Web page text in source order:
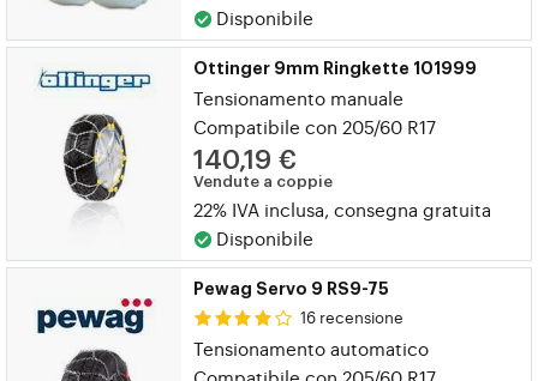
Disponibile
Ottinger 9mm Ringkette 101999
Tensionamento manuale
Compatibile con 205/60 R17
140,19 €
Vendute a coppie
22% IVA inclusa, consegna gratuita
Disponibile
Pewag Servo 9 RS9-75
16 recensione
Tensionamento automatico